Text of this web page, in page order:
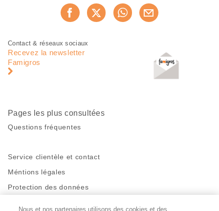
Recommander maintenant
Pied
page
Navigation
pied
Contact & réseaux sociaux
Recevez la newsletter
Famigros
Pages les plus consultées
Questions fréquentes
Service clientèle et contact
Méntions légales
Protection des données
Nous et nos partenaires utilisons des cookies et des